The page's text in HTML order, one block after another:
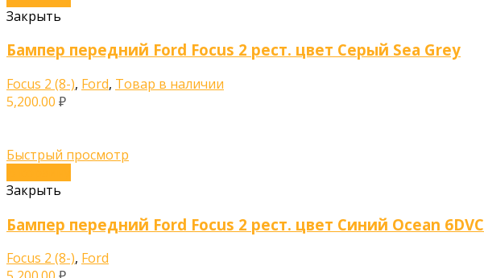
Закрыть
Бампер передний Ford Focus 2 рест. цвет Серый Sea Grey
Focus 2 (8-), Ford, Товар в наличии
5,200.00 ₽
Быстрый просмотр
Закрыть
Бампер передний Ford Focus 2 рест. цвет Синий Ocean 6DVC
Focus 2 (8-), Ford